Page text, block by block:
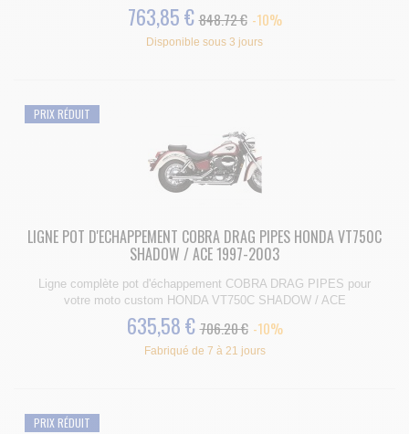
763,85 € 848.72 € -10%
Disponible sous 3 jours
PRIX RÉDUIT
LIGNE POT D'ECHAPPEMENT COBRA DRAG PIPES HONDA VT750C
SHADOW / ACE 1997-2003
Ligne complète pot d'échappement COBRA DRAG PIPES pour
votre moto custom HONDA VT750C SHADOW / ACE
635,58 € 706.20 € -10%
Fabriqué de 7 à 21 jours
PRIX RÉDUIT